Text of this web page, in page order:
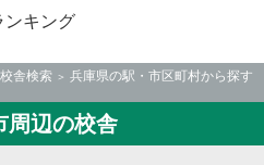
ンキング
校舎検索
兵庫県の駅・市区町村から探す
周辺の校舎